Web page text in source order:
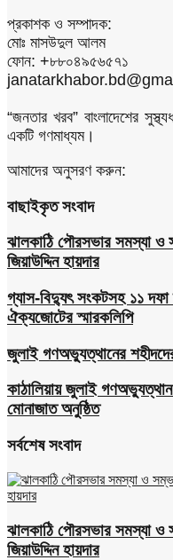
প্রকাশক ও সম্পাদক:
মোঃ মাসউদুল আলম
ফোন: +৮৮০৪৯৫৬৫৭১
“জনতার খরব” বাংলাদেশের
একটি গণমাধ্যম।
আমাদের অনুসরণ করুন:
বাছাইকৃত সংবাদ
ঝালকাঠি পৌরসভার সমস্যা ও
জিয়াউদ্দিন হায়দার
গ্যাস-বিদ্যুৎ সংকটসহ ১১ দফা
ঐক্যজোটের স্মারকলিপি
জুলাই গণঅভ্যুত্থানের
কাঠালিয়ায় জুলাই
মোনাজাত অনুষ্ঠিত
সর্বশেষ সংবাদ
ঝালকাঠি পৌরসভার সমস্যা ও
জিয়াউদ্দিন হায়দার